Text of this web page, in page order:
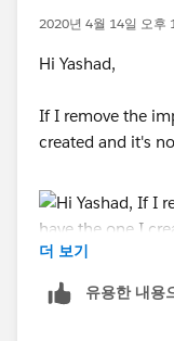
2020년 4월 14일 오후
Hi Yashad,
If I remove the
created and it's
더 보기
유용한 내용